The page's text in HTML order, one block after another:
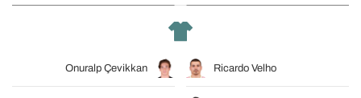
Onuralp Çevikkan Ricardo Velho